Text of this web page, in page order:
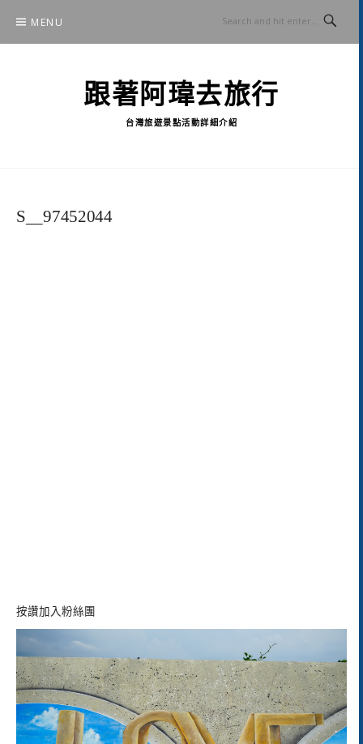
content
MENU
跟著阿瑋去旅行
台灣旅遊景點活動詳細介紹
S__97452044
按讚加入粉絲團